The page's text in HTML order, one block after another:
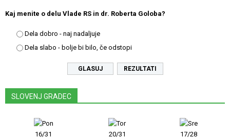
Kaj menite o delu Vlade RS in dr. Roberta Goloba?
Dela dobro - naj nadaljuje
Dela slabo - bolje bi bilo, če odstopi
REZULTATI
SLOVENJ GRADEC
16/31
20/31
17/28